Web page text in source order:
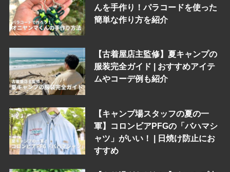
んを手作り！パラコードを使った
簡単な作り方を紹介
【古着屋店主監修】夏キャンプの
服装完全ガイド | おすすめアイテ
ムやコーデ例も紹介
【キャンプ場スタッフの夏の一
軍】コロンビアPFGの「バハマシ
ャツ」がいい！ | 日焼け防止にお
すすめ